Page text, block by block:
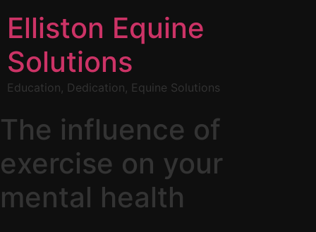
Elliston Equine
Solutions
Education, Dedication, Equine Solutions
The influence of
exercise on your
mental health